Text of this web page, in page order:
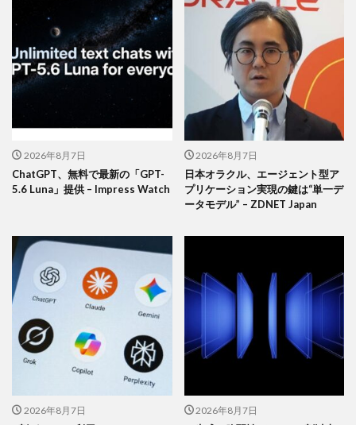
2026年8月7日
ChatGPT、無料で最新の「GPT-
5.6 Luna」提供 – Impress Watch
2026年8月7日
日本オラクル、エージェント型ア
プリケーション実現の鍵は“単一デ
ータモデル” – ZDNET Japan
2026年8月7日 2026年8月7日